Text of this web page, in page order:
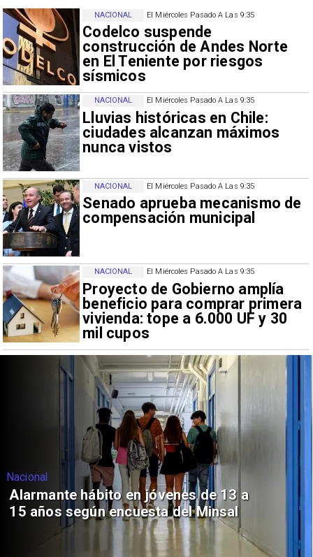
El Miércoles Pasado A Las 9:35
Codelco suspende
construcción de Andes Norte
en El Teniente por riesgos
sísmicos
NACIONAL
El Miércoles Pasado A Las 9:35
Lluvias históricas en Chile:
ciudades alcanzan máximos
nunca vistos
NACIONAL
El Miércoles Pasado A Las 9:35
Senado aprueba mecanismo de
compensación municipal
NACIONAL
El Miércoles Pasado A Las 9:35
Proyecto de Gobierno amplía
beneficio para comprar primera
vivienda: tope a 6.000 UF y 30
mil cupos
NACIONAL
Nacional
Alarmante hábito en jóvenes de 13 a
15 años según encuesta del Minsal